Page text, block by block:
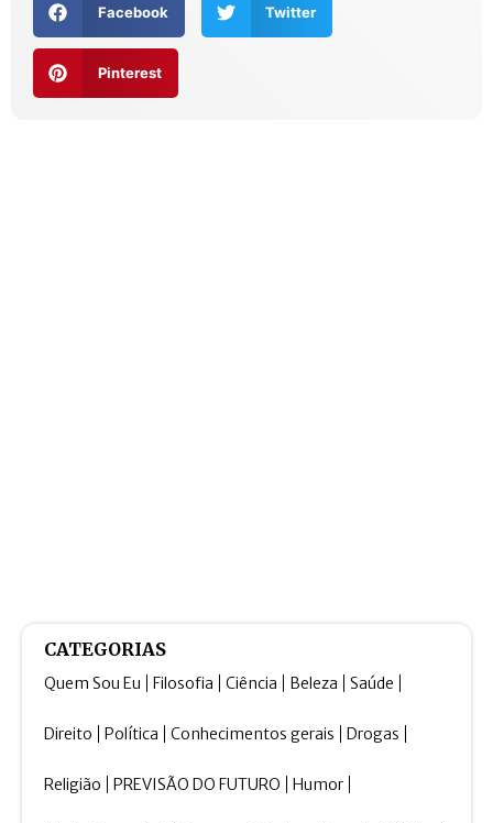
Facebook Twitter
Pinterest
CATEGORIAS
Quem Sou Eu Filosofia Ciência Beleza Saúde
Direito Política Conhecimentos gerais Drogas
Religião PREVISÃO DO FUTURO Humor